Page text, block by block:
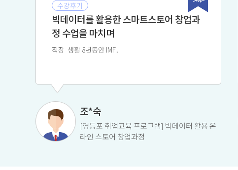
수강후기
빅데이터를 활용한 스마트스토어 창업과
정 수업을 마치며
직장 생활 8년동안 IMF...
조*숙
[영등포 취업교육 프로그램] 빅데이터 활용 온
라인 스토어 창업과정